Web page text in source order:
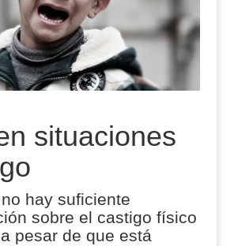
situaciones
hay suficiente
sobre el castigo físico
pesar de que está